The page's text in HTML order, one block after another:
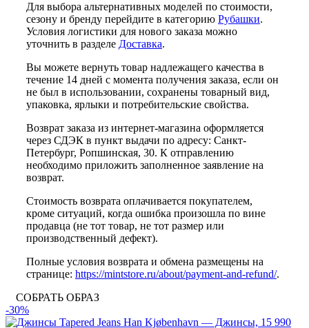
Для выбора альтернативных моделей по стоимости,
сезону и бренду перейдите в категорию Рубашки.
Условия логистики для нового заказа можно
уточнить в разделе Доставка.
Вы можете вернуть товар надлежащего качества в
течение 14 дней с момента получения заказа, если он
не был в использовании, сохранены товарный вид,
упаковка, ярлыки и потребительские свойства.
Возврат заказа из интернет-магазина оформляется
через СДЭК в пункт выдачи по адресу: Санкт-
Петербург, Ропшинская, 30. К отправлению
необходимо приложить заполненное заявление на
возврат.
Стоимость возврата оплачивается покупателем,
кроме ситуаций, когда ошибка произошла по вине
продавца (не тот товар, не тот размер или
производственный дефект).
Полные условия возврата и обмена размещены на
странице: https://mintstore.ru/about/payment-and-refund/.
СОБРАТЬ ОБРАЗ
-30%